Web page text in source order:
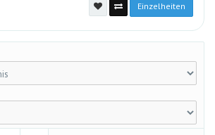
Einzelheiten